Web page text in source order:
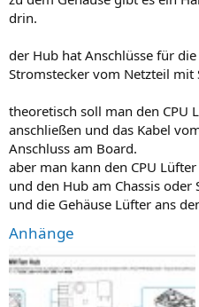
drin.
der Hub hat Anschlüsse für
Stromstecker vom Netzteil mit
theoretisch soll man den CPU
anschließen und das Kabel
Anschluss am Board.
aber man kann den CPU
und den Hub am Chassis oder
und die Gehäuse Lüfter ans
Anhänge